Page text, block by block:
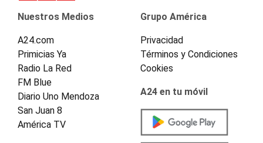
Nuestros Medios
A24.com
Primicias Ya
Radio La Red
FM Blue
Diario Uno Mendoza
San Juan 8
América TV
Grupo América
Privacidad
Términos y Condiciones
Cookies
A24 en tu móvil